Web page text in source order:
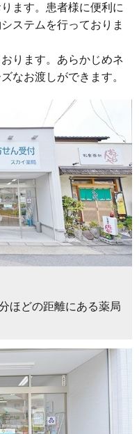
ます。患者様に便利に
ステムを行っておりま
ります。あらかじめネ
なお渡しができます。
ほどの距離にある薬局